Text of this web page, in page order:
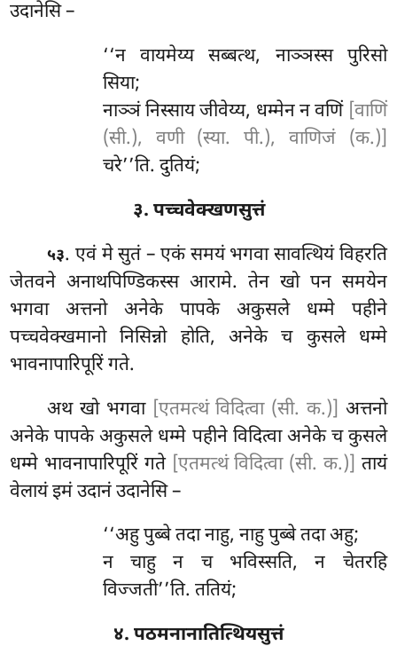
उदानेसि –
‘‘नवायमेय्य सब्बत्थ, नाञ्ञस्स पुरिसो
सिया;
नाञ्ञं निस्साय जीवेय्य, धम्मेन न वणिं [वाणिं
(सी.), वणी (स्या. पी.), वाणिजं (क.)]
चरे’’ति. दुतियं;
३. पच्चवेक्खणसुत्तं
५३. एवं मे सुतं – एकं समयं भगवा सावत्थियं विहरति
जेतवने अनाथपिण्डिकस्स आरामे. तेन खो पन समयेन
भगवा अत्तनो अनेके पापके अकुसले धम्मे पहीने
पच्चवेक्खमानो निसिन्नो होति, अनेके च कुसले धम्मे
भावनापारिपूरिं गते.
अथ खो भगवा [एतमत्थं विदित्वा (सी. क.)] अत्तनो
अनेके पापके अकुसले धम्मे पहीने विदित्वा अनेके च कुसले
धम्मे भावनापारिपूरिं गते [एतमत्थं विदित्वा (सी. क.)] तायं
वेलायं इमं उदानं उदानेसि –
‘‘अहु पुब्बे तदा नाहु, नाहु पुब्बे तदा अहु;
न चाहु न च भविस्सति, न चेतरहि
विज्जती’’ति. ततियं;
४. पठमनानातित्थियसुत्तं